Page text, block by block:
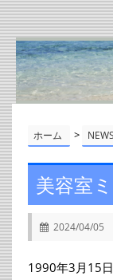
ホーム > NEWS
美容室
2024/04/05
1990年3月15